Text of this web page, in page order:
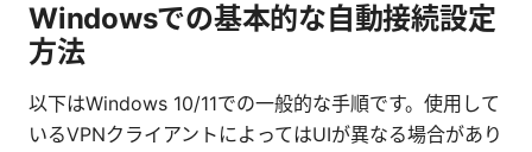
Windowsでの基本的な自動接続設定
方法
以下はWindows 10/11での一般的な手順です。使用して
いるVPNクライアントによってはUIが異なる場合があり